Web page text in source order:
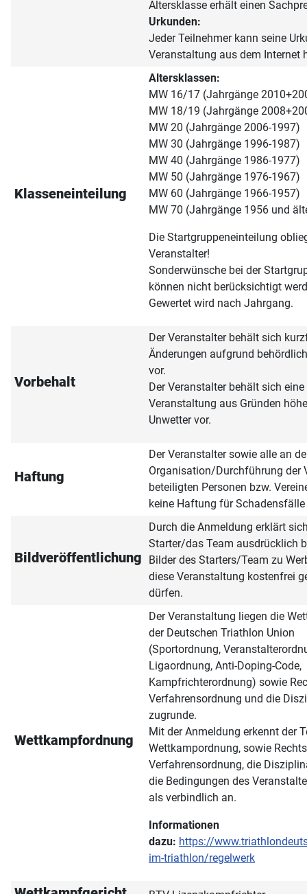
Altersklasse erhält einen
Urkunden:
Jeder Teilnehmer kann seine
Veranstaltung aus dem Internet
Klasseneinteilung
Altersklassen:
MW 16/17 (Jahrgänge
MW 18/19 (Jahrgänge
MW 20 (Jahrgänge 2006-1997)
MW 30 (Jahrgänge 1996-1987)
MW 40 (Jahrgänge 1986-1977)
MW 50 (Jahrgänge 1976-1967)
MW 60 (Jahrgänge 1966-1957)
MW 70 (Jahrgänge 1956 und
Die Startgruppeneinteilung
Veranstalter!
Sonderwünsche bei der
können nicht berücksichtigt
Gewertet wird nach Jahrgang.
Vorbehalt
Der Veranstalter behält sich
Änderungen aufgrund
vor.
Der Veranstalter behält sich
Veranstaltung aus Gründen
Unwetter vor.
Haftung
Der Veranstalter sowie alle an
Organisation/Durchführung der
beteiligten Personen bzw.
keine Haftung für
Bildveröffentlichung
Durch die Anmeldung erklärt
Starter/das Team ausdrücklich
Bilder des Starters/Team zu
diese Veranstaltung kostenfrei
dürfen.
Wettkampfordnung
Der Veranstaltung liegen die
der Deutschen Triathlon Union
(Sportordnung,
Ligaordnung, Anti-Doping-Code,
Kampfrichterordnung) sowie
Verfahrensordnung und die
zugrunde.
Mit der Anmeldung erkennt der
Wettkampordnung, sowie
Verfahrensordnung, die
die Bedingungen des
als verbindlich an.
Informationen
dazu: https://
im-triathlon/regelwerk